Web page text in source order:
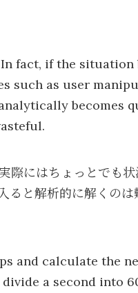
fact, if the situation
such as user
becomes
にはちょっとでも状
ると解析的に解くの
and calculate the
a second into